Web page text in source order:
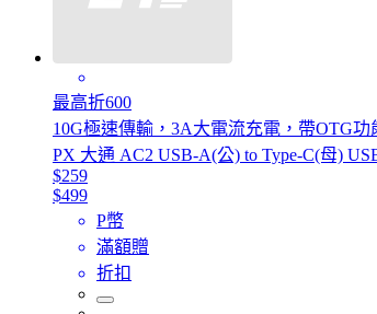
最高折600
10G極速傳輸，3A大電流充電，帶OTG功
PX 大通 AC2 USB-A(公) to Type-C(母)
$259
$499
P幣
滿額贈
折扣